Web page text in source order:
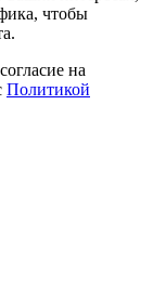
чтобы
на
Политикой